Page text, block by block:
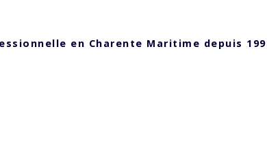
en Charente Maritime depuis